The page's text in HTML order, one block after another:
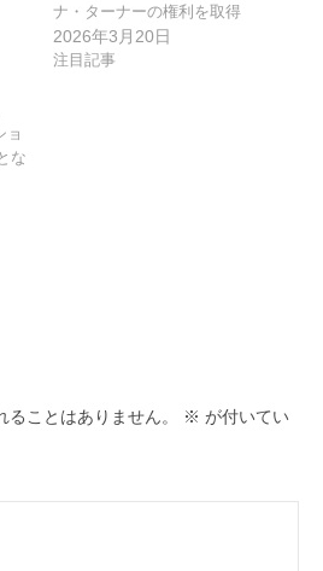
ナ・ターナーの権利を取得
2026年3月20日
注目記事
ョ
な
ことはありません。 ※ が付いてい